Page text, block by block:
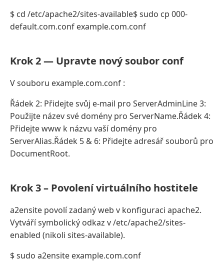
$ cd /etc/apache2/sites-available$ sudo cp 000-
default.com.conf example.com.conf
Krok 2 — Upravte nový soubor conf
V souboru example.com.conf :
Řádek 2: Přidejte svůj e-mail pro ServerAdminLine 3:
Použijte název své domény pro ServerName.Řádek 4:
Přidejte www k názvu vaší domény pro
ServerAlias.Řádek 5 & 6: Přidejte adresář souborů pro
DocumentRoot.
Krok 3 – Povolení virtuálního hostitele
a2ensite povolí zadaný web v konfiguraci apache2.
Vytváří symbolický odkaz v /etc/apache2/sites-
enabled (nikoli sites-available).
$ sudo a2ensite example.com.conf